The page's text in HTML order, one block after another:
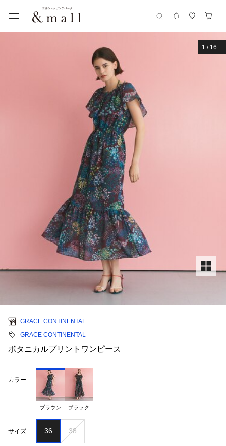
1 / 16
GRACE CONTINENTAL
GRACE CONTINENTAL
ボタニカルプリントワンピース
カラー
ブラウン ブラック
サイズ 36 38